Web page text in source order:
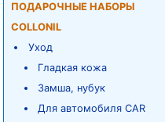
ПОДАРОЧНЫЕ НАБОРЫ
COLLONIL
Уход
Гладкая кожа
Замша, нубук
Для автомобиля CAR